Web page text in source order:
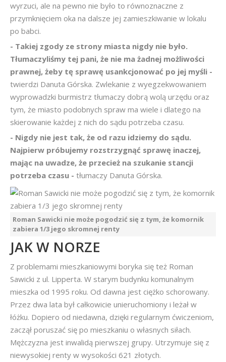
wyrzuci, ale na pewno nie było to równoznaczne z
przymknięciem oka na dalsze jej zamieszkiwanie w lokalu
po babci.
- Takiej zgody ze strony miasta nigdy nie było.
Tłumaczyliśmy tej pani, że nie ma żadnej możliwości
prawnej, żeby tę sprawę usankcjonować po jej myśli -
twierdzi Danuta Górska. Zwlekanie z wyegzekwowaniem
wyprowadzki burmistrz tłumaczy dobrą wolą urzędu oraz
tym, że miasto podobnych spraw ma wiele i dlatego na
skierowanie każdej z nich do sądu potrzeba czasu.
- Nigdy nie jest tak, że od razu idziemy do sądu.
Najpierw próbujemy rozstrzygnąć sprawę inaczej,
mając na uwadze, że przecież na szukanie stancji
potrzeba czasu - tłumaczy Danuta Górska.
Roman Sawicki nie może pogodzić się z tym, że komornik
zabiera 1/3 jego skromnej renty
JAK W NORZE
Z problemami mieszkaniowymi boryka się też Roman
Sawicki z ul. Lipperta. W starym budynku komunalnym
mieszka od 1995 roku. Od dawna jest ciężko schorowany.
Przez dwa lata był całkowicie unieruchomiony i leżał w
łóżku. Dopiero od niedawna, dzięki regularnym ćwiczeniom,
zaczął poruszać się po mieszkaniu o własnych siłach.
Mężczyzna jest inwalidą pierwszej grupy. Utrzymuje się z
niewysokiej renty w wysokości 621 złotych.